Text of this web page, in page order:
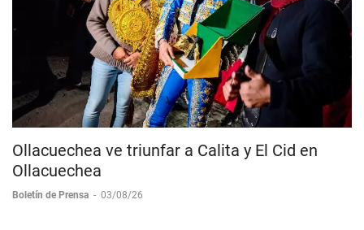
Ollacuechea ve triunfar a Calita y El Cid en
Ollacuechea
Boletín de Prensa - 03/08/26